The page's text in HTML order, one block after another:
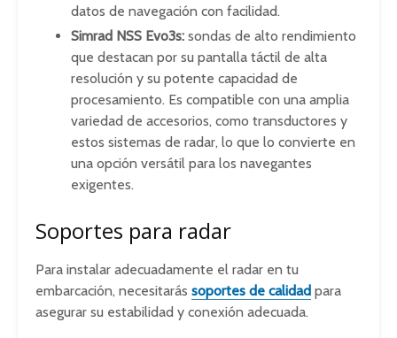
datos de navegación con facilidad.
Simrad NSS Evo3s: sondas de alto rendimiento
que destacan por su pantalla táctil de alta
resolución y su potente capacidad de
procesamiento. Es compatible con una amplia
variedad de accesorios, como transductores y
estos sistemas de radar, lo que lo convierte en
una opción versátil para los navegantes
exigentes.
Soportes para radar
Para instalar adecuadamente el radar en tu
embarcación, necesitarás soportes de calidad para
asegurar su estabilidad y conexión adecuada.